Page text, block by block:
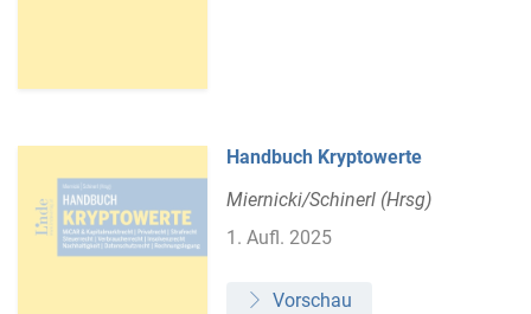
Handbuch Kryptowerte
Miernicki/Schinerl (Hrsg)
1. Aufl. 2025
Vorschau